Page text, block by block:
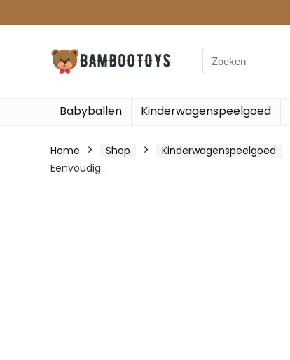
Search
for:
Babyballen Kinderwagenspeelgoed
Home Shop Kinderwagenspeelgoed
Eenvoudig…